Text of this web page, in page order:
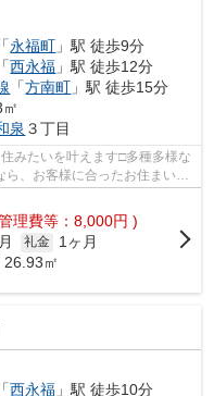
「永福町 」駅 徒歩9分
「西永福 」駅 徒歩12分
「方南町 」駅 徒歩15分
泉 ３丁目
みたいを叶えます□多種多様な
、お客様に合ったお住まいが
理費等：8,000円 )
礼金
1ヶ月
㎡
「西永福 」駅 徒歩10分